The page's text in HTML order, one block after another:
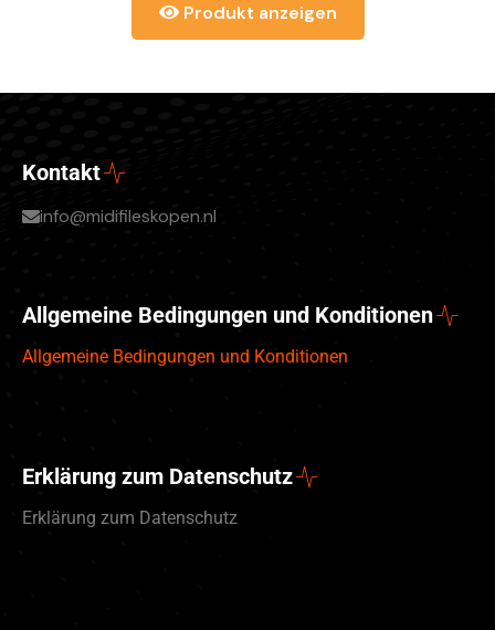
Produkt anzeigen
Kontakt
info@midifileskopen.nl
Allgemeine Bedingungen und Konditionen
Allgemeine Bedingungen und Konditionen
Erklärung zum Datenschutz
Erklärung zum Datenschutz